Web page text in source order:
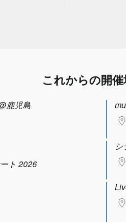
鹿児島
ト 2026
これからの開催